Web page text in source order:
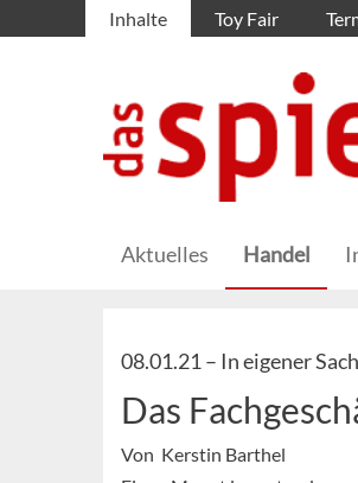
Inhalte Toy Fair
Aktuelles Handel
08.01.21 – In eigener
Das
Von Kerstin Barthel